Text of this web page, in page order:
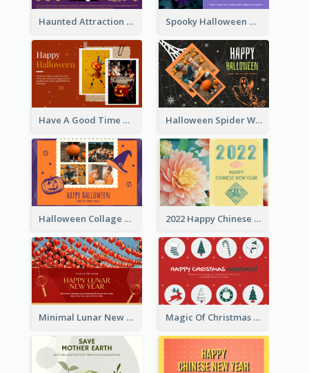
Haunted Attraction Themed Halloween Card Spooky Halloween Greeting Card
Have A Good Time This Halloween Greeting Card Halloween Spider Web Greeting Card
Halloween Collage Greeting Card 2022 Happy Chinese New Year Flower Photo Greeting Card
Minimal Lunar New Year Celebration Greeting Card Magic Of Christmas Holidays Greeting Card